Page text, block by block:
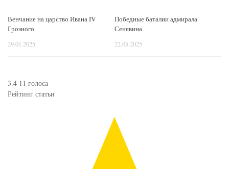
Венчание на царство Ивана IV
Грозного
29.01.2025
Победные баталии адмирала
Сенявина
22.05.2025
3.4 11 голоса
Рейтинг статьи